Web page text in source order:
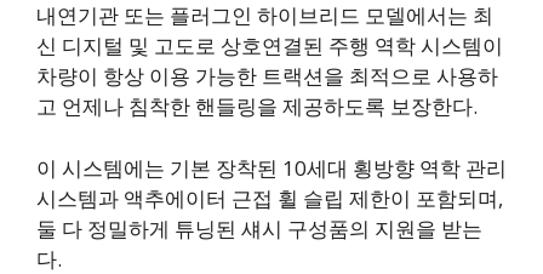
내연기관 또는 플러그인 하이브리드 모델에서는 최
신 디지털 및 고도로 상호연결된 주행 역학 시스템이
차량이 항상 이용 가능한 트랙션을 최적으로 사용하
고 언제나 침착한 핸들링을 제공하도록 보장한다.
이 시스템에는 기본 장착된 10세대 횡방향 역학 관리
시스템과 액추에이터 근접 휠 슬립 제한이 포함되며,
둘 다 정밀하게 튜닝된 섀시 구성품의 지원을 받는
다.